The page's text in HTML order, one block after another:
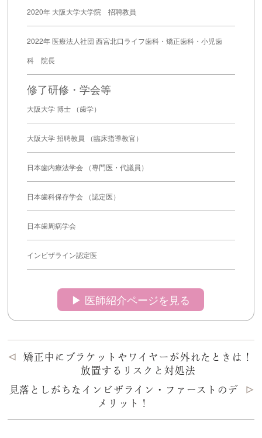
2020年 大阪大学大学院 招聘教員
2022年 医療法人社団 西宮北口ライフ歯科・矯正歯科・小児歯
科 院長
修了研修・学会等
大阪大学 博士 （歯学）
大阪大学 招聘教員 （臨床指導教官）
日本歯内療法学会 （専門医・代議員）
日本歯科保存学会 （認定医）
日本歯周病学会
インビザライン認定医
▶︎ 医師紹介ページを見る
矯正中にブラケットやワイヤーが外れたときは！
放置するリスクと対処法
見落としがちなインビザライン・ファーストのデ
メリット！